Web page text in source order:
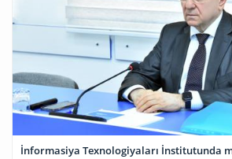
İnformasiya Texnologiyaları İnstitutunda